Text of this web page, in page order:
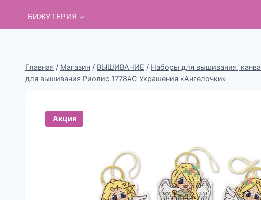
БИЖУТЕРИЯ
Главная / Магазин / ВЫШИВАНИЕ / Наборы для вышивания,
для вышивания Риолис 1778АС Украшения «Ангелочки»
Акция